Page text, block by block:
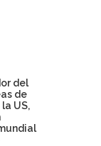
del
de
US,